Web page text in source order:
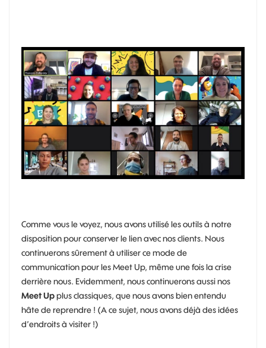
Comme vous le voyez, nous avons utilisé les outils à notre
disposition pour conserver le lien avec nos clients. Nous
continuerons sûrement à utiliser ce mode de
communication pour les Meet Up, même une fois la crise
derrière nous. Evidemment, nous continuerons aussi nos
Meet Upplus classiques, que nous avons bien entendu
hâte de reprendre ! (A ce sujet, nous avons déjà des idées
d’endroits à visiter !)